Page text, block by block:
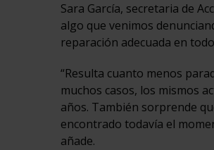
Sara García, secretaria de
algo que venimos
reparación adecuada en
“Resulta cuanto menos
muchos casos, los mismos
años. También sorprende
encontrado todavía el
añade.